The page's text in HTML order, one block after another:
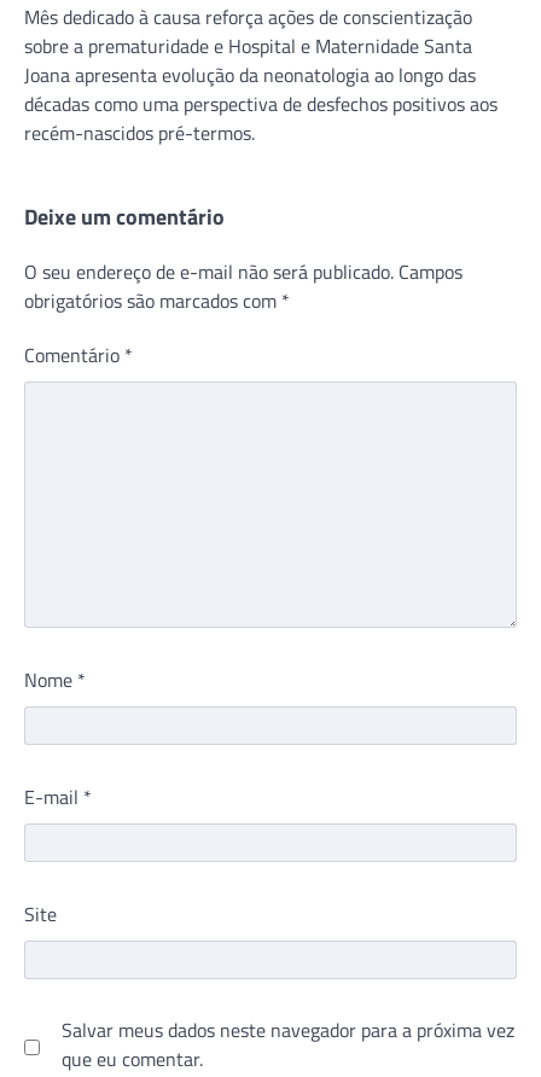
Mês dedicado à causa reforça ações de conscientização
sobre a prematuridade e Hospital e Maternidade Santa
Joana apresenta evolução da neonatologia ao longo das
décadas como uma perspectiva de desfechos positivos aos
recém-nascidos pré-termos.
Deixe um comentário
O seu endereço de e-mail não será publicado. Campos
obrigatórios são marcados com *
Comentário *
Nome *
E-mail *
Site
Salvar meus dados neste navegador para a próxima vez
que eu comentar.